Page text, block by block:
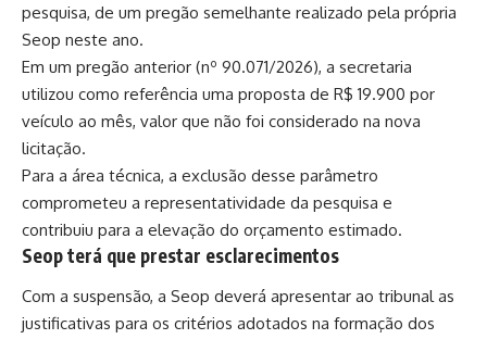
pesquisa, de um pregão semelhante realizado pela própria
Seop neste ano.
Em um pregão anterior (nº 90.071/2026), a secretaria
utilizou como referência uma proposta de R$ 19.900 por
veículo ao mês, valor que não foi considerado na nova
licitação.
Para a área técnica, a exclusão desse parâmetro
comprometeu a representatividade da pesquisa e
contribuiu para a elevação do orçamento estimado.
Seop terá que prestar esclarecimentos
Com a suspensão, a Seop deverá apresentar ao tribunal as
justificativas para os critérios adotados na formação dos